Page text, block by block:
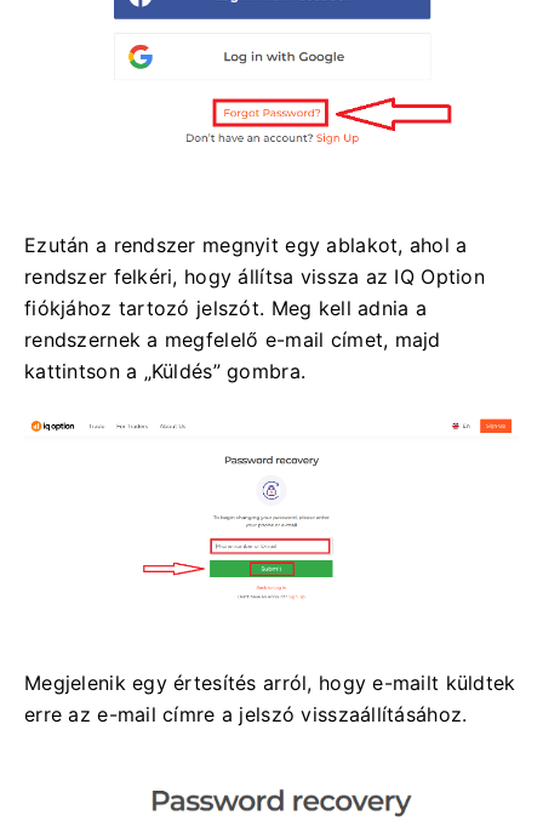
Ezután a rendszer megnyit egy ablakot, ahol a
rendszer felkéri, hogy állítsa vissza az IQ Option
fiókjához tartozó jelszót. Meg kell adnia a
rendszernek a megfelelő e-mail címet, majd
kattintson a „Küldés” gombra.
Megjelenik egy értesítés arról, hogy e-mailt küldtek
erre az e-mail címre a jelszó visszaállításához.